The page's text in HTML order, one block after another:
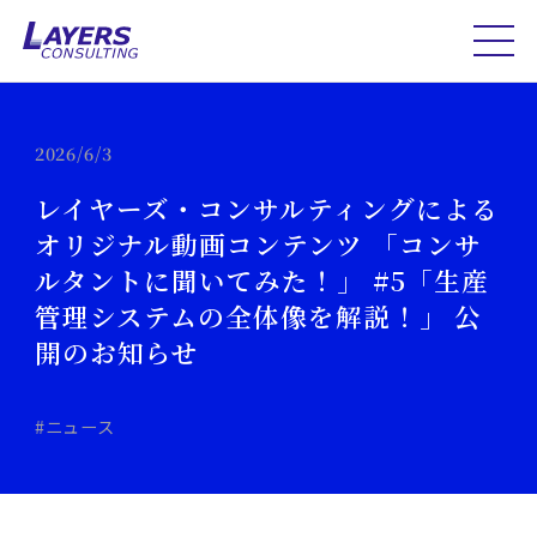
2026/6/3
レイヤーズ・コンサルティングによる
オリジナル動画コンテンツ 「コンサ
ルタントに聞いてみた！」 #5「生産
管理システムの全体像を解説！」 公
開のお知らせ
#ニュース